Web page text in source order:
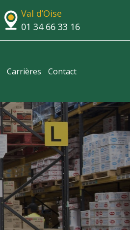
Val d’Oise
01 34 66 33 16
Carrières Contact